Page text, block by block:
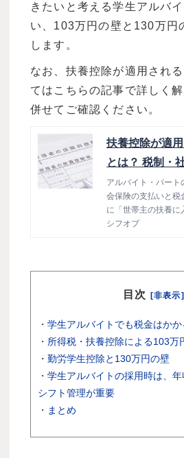
きたいと考える学生アルバ
い、103万円の壁と130万円
します。
なお、扶養控除が適用され
てはこちらの記事で詳しく解
併せてご確認ください。
扶養控除が適
とは？ 税制・
ースを解説
アルバイト・パート
会保険の支払いと税
に「世帯主の扶養に
という人も少なくあ
たいアルバイト・パ
と対応に悩んでいる
会保険の2つのケー
いて解説します。
シフオプ
目次 [非表示]
・ 学生アルバイトでも税金はかか
・ 所得税・扶養控除による103万
・ 勤労学生控除と130万円の壁
・ 学生アルバイトの採用時は、
シフト管理が重要
・ まとめ